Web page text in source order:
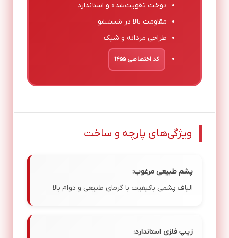
دوخت تقویت‌شده و استاندارد
مقاومت بالا در شستشو
طراحی مردانه و شیک
کد اختصاصی ۱۴۵۵
ویژگی‌های پارچه و ساخت
پشم طبیعی مرغوب:
الیاف پشمی باکیفیت با گرمای طبیعی و دوام بالا
زیپ فلزی استاندارد: